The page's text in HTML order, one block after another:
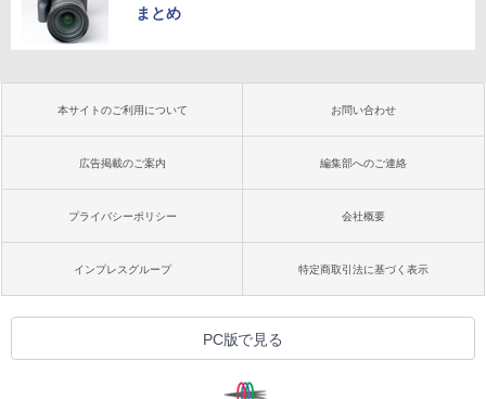
まとめ
本サイトのご利用について お問い合わせ
広告掲載のご案内 編集部へのご連絡
プライバシーポリシー 会社概要
インプレスグループ 特定商取引法に基づく表示
PC版で見る